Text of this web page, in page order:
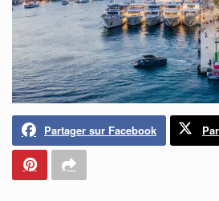
Partager sur Facebook